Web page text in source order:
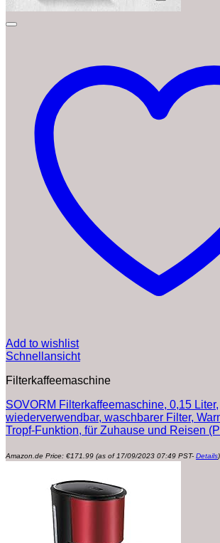
Add to wishlist
Schnellansicht
Filterkaffeemaschine
SOVORM Filterkaffeemaschine, 0,15 Liter,
wiederverwendbar, waschbarer Filter,
Tropf-Funktion, für Zuhause und Reisen
Amazon.de Price: €171.99 (as of 17/09/2023 07:49 PST- Details)